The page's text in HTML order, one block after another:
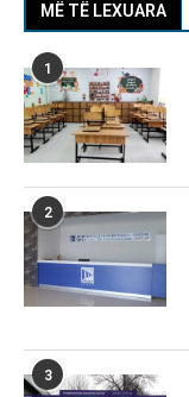
MË TË LEXUARA
1
2
3